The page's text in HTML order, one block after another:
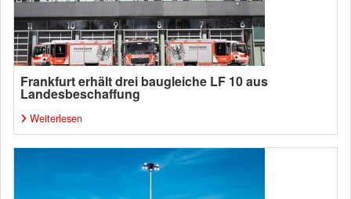
Frankfurt erhält drei baugleiche LF 10 aus
Landesbeschaffung
Weiterlesen